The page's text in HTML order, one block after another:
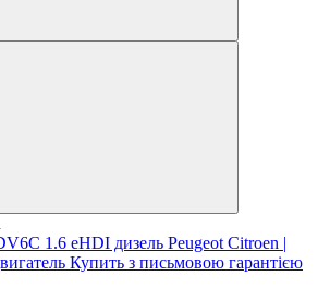
1.6 eHDI дизель Peugeot Citroen |
Купить з письмовою гарантією